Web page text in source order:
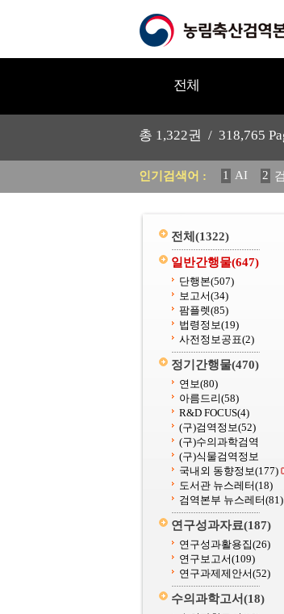
전체
총 1,322권 / 318,765
인기검색어 : 1 AI 2
11 2025
전체 (1322)
일반간행물(647)
단행본(507)
보고서(34)
팜플렛(85)
법령정보(19)
사전정보공표(2)
정기간행물(470)
연보(80)
아름드리(58)
R&D FOCUS(4)
(구)검역정보(52)
(구)수의과학검역
(구)식물검역정보
국내외 동향정보(177)
도서관 뉴스레터(18)
검역본부 뉴스레터(81)
연구성과자료(187)
연구성과활용집(26)
연구보고서(109)
연구과제제안서(52)
수의과학고서(18)